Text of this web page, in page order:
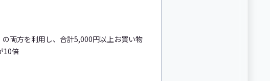
両方を利用し、合計5,000円以上お買い物
10倍